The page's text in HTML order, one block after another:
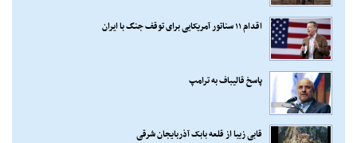
اقدام ۱۱ سناتور آمریکایی برای توقف جنگ با ایران
پاسخ قالیباف به ترامپ
قابی زیبا از قلعه بابک آذربایجان شرقی